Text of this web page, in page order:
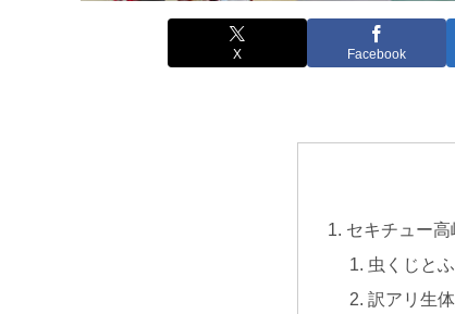
X Facebook
セキチュー高
虫くじと
訳アリ生体